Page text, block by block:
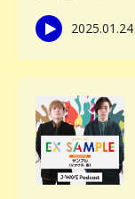
2025.01.24